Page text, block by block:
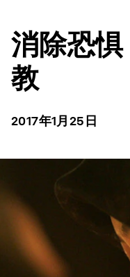
消除恐
教
2017年1月25日